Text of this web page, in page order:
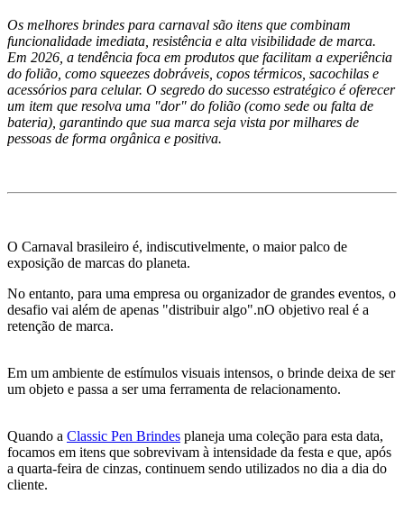
Os melhores brindes para carnaval são itens que combinam
funcionalidade imediata, resistência e alta visibilidade de marca.
Em 2026, a tendência foca em produtos que facilitam a experiência
do folião, como squeezes dobráveis, copos térmicos, sacochilas e
acessórios para celular. O segredo do sucesso estratégico é oferecer
um item que resolva uma "dor" do folião (como sede ou falta de
bateria), garantindo que sua marca seja vista por milhares de
pessoas de forma orgânica e positiva.
O Carnaval brasileiro é, indiscutivelmente, o maior palco de
exposição de marcas do planeta.
No entanto, para uma empresa ou organizador de grandes eventos, o
desafio vai além de apenas "distribuir algo".nO objetivo real é a
retenção de marca.
Em um ambiente de estímulos visuais intensos, o brinde deixa de ser
um objeto e passa a ser uma ferramenta de relacionamento.
Quando a Classic Pen Brindes planeja uma coleção para esta data,
focamos em itens que sobrevivam à intensidade da festa e que, após
a quarta-feira de cinzas, continuem sendo utilizados no dia a dia do
cliente.